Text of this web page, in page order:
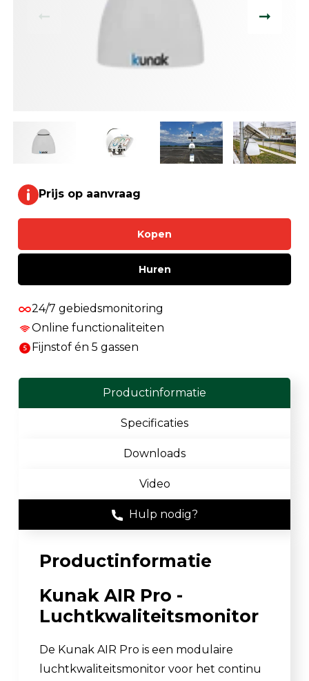
Prijs op aanvraag
Huren
Kopen
24/7 gebiedsmonitoring
Online functionaliteiten
Fijnstof én 5 gassen
Productinformatie
Specificaties
Downloads
Video
Hulp nodig?
Productinformatie
Kunak AIR Pro -
Luchtkwaliteitsmonitor
De Kunak AIR Pro is een modulaire
luchtkwaliteitsmonitor voor het continu